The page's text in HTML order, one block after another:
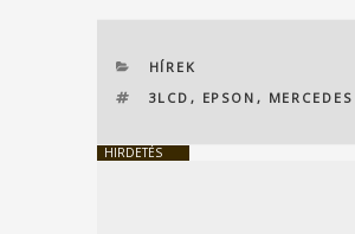
KATEGÓRIÁK
HÍREK
CÍMKÉK
3LCD , EPSON ,
HIRDETÉS